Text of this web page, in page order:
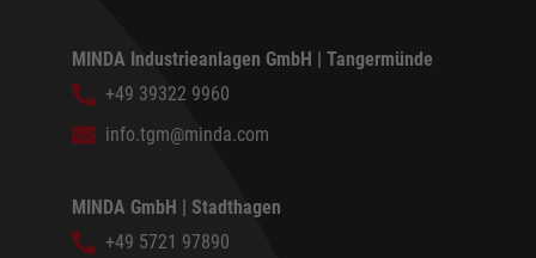
MINDA Industrieanlagen GmbH | Tangermünde
+49 39322 9960
info.tgm@minda.com
MINDA GmbH | Stadthagen
+49 5721 97890